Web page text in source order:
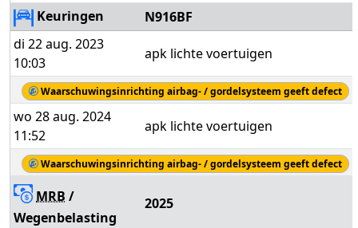
Keuringen
N916BF
di 22 aug. 2023
10:03
apk lichte voertuigen
Waarschuwingsinrichting airbag- / gordelsysteem geeft defect
wo 28 aug. 2024
11:52
apk lichte voertuigen
Waarschuwingsinrichting airbag- / gordelsysteem geeft defect
MRB /
Wegenbelasting
2025